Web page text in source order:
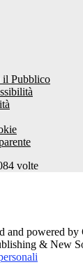
Pubblico
volte
and powered by
& New